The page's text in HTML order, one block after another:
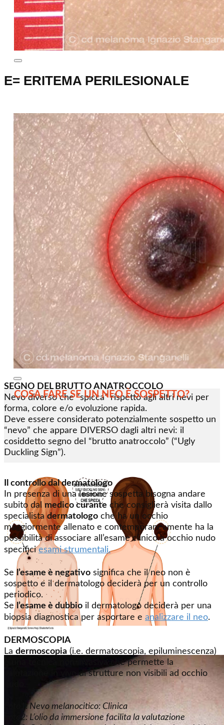
E= ​ERITEMA PERILESIONALE
ERITEMA PERSISTENTE INTORNO
ALLA LESIONE PIGMENTATA, CON O
SENZA PRURITO ED IN ASSENZA DI
TRAUMA
SEGNO DEL BRUTTO ANATROCCOLO
Nevo diverso che “spicca” rispetto agli altri nevi per
forma, colore e/o evoluzione rapida.
Deve essere considerato potenzialmente sospetto un
“nevo” che appare DIVERSO dagli altri nevi: il
cosiddetto segno del “brutto anatroccolo” (“Ugly
Duckling Sign”).
COSA FARE SE UN NEO È SOSPETTO?
Il controllo dal dermatologo
In presenza di una lesione sospetta bisogna andare
subito dalmedico curante che consiglierà visita dallo
specialista dermatologo che ha un occhio
maggiormente allenato e contemporaneamente ha la
possibilità di associare all’esame clinico a occhio nudo
specificiesami strumentali.
Se l’esame è negativo significa che il neo non è
sospetto e il dermatologo deciderà per un controllo
periodico.
Se l’esame è dubbio il dermatologo deciderà per una
biopsia diagnostica per asportare e analizzare il neo.
DERMOSCOPIA
La dermoscopia (i.e. dermatoscopia, epiluminescenza)
è una tecnica non invasiva che permette la
valutazione in vivo di strutture non visibili ad occhio
Foto1: Nevo melanocitico: Clinica
Foto2: L’olio da immersione facilita la valutazione